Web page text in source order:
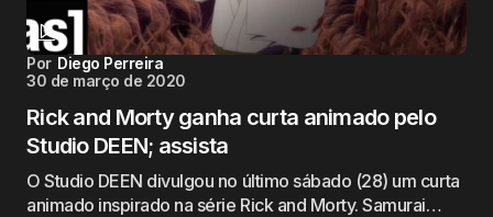
Por Diego Perreira
30 de março de 2020
Rick and Morty ganha curta animado pelo
Studio DEEN; assista
O Studio DEEN divulgou no último sábado (28) um curta
animado inspirado na série Rick and Morty. Samurai…